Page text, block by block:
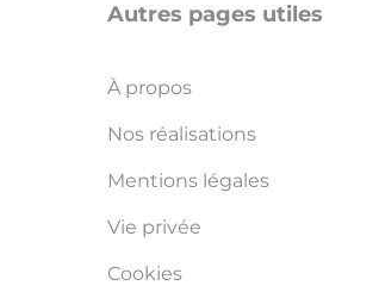
Autres pages utiles
À propos
Nos réalisations
Mentions légales
Vie privée
Cookies